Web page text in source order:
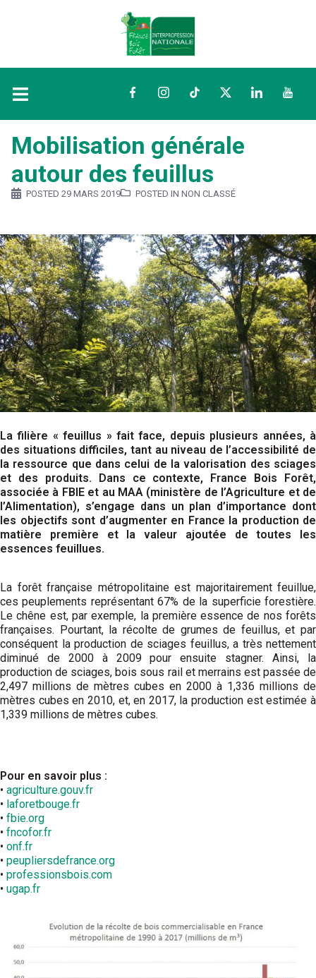
FacebookInstagramTikTokTwitterLinkedIn
Mobilisation générale
autour des feuillus
POSTED 29 MARS 2019 POSTED IN NON CLASSÉ
La filière « feuillus » fait face, depuis plusieurs années, à
des situations difficiles, tant au niveau de l’accessibilité de
la ressource que dans celui de la valorisation des sciages
et des produits. Dans ce contexte, France Bois Forêt,
associée à FBIE et au MAA (ministère de l’Agriculture et de
l’Alimentation), s’engage dans un plan d’importance dont
les objectifs sont d’augmenter en France la production de
matière première et la valeur ajoutée de toutes les
essences feuillues.
La forêt française métropolitaine est majoritairement feuillue,
ces peuplements représentant 67% de la superficie forestière.
Le chêne est, par exemple, la première essence de nos forêts
françaises. Pourtant, la récolte de grumes de feuillus, et par
conséquent la production de sciages feuillus, a très nettement
diminué de 2000 à 2009 pour ensuite stagner. Ainsi, la
production de sciages, bois sous rail et merrains est passée de
2,497 millions de mètres cubes en 2000 à 1,336 millions de
mètres cubes en 2010, et, en 2017, la production est estimée à
1,339 millions de mètres cubes.
Pour en savoir plus :
• agriculture.gouv.fr
• laforetbouge.fr
• fbie.org
• fncofor.fr
• onf.fr
• peupliersdefrance.org
• professionsbois.com
• ugap.fr